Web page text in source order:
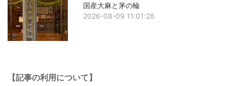
国産大麻と茅の輪
2026-08-09 11:01:26
【記事の利用について】